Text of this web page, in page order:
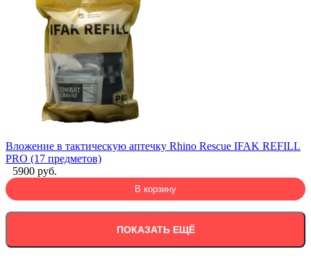
Вложение в тактическую аптечку Rhino Rescue IFAK REFILL
PRO (17 предметов)
5900 руб.
В корзину
ПОКАЗАТЬ ЕЩЁ